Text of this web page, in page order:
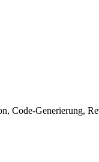
Code-Generierung,